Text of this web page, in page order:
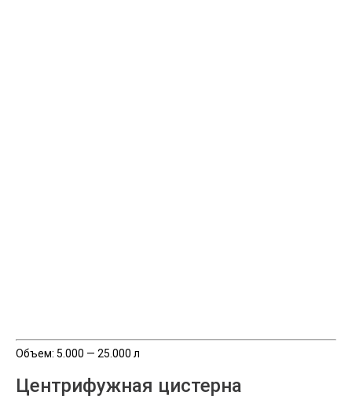
Объем: 5.000 — 25.000 л
Центрифужная цистерна